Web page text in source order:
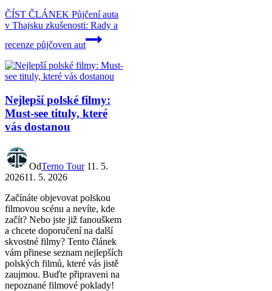
ČÍST ČLÁNEK Půjčení auta
v Thajsku zkušenosti: Rady a
recenze půjčoven aut
Nejlepší polské filmy:
Must-see tituly, které
vás dostanou
OdTerno Tour 11. 5.
202611. 5. 2026
Začínáte objevovat polskou
filmovou scénu a nevíte, kde
začít? Nebo jste již fanouškem
a chcete doporučení na další
skvostné filmy? Tento článek
vám přinese seznam nejlepších
polských filmů, které vás jistě
zaujmou. Buďte připraveni na
nepoznané filmové poklady!